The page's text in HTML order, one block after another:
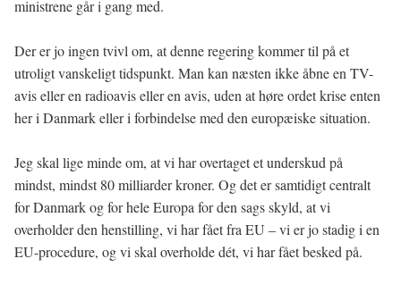
ministrene går i gang med.
Der er jo ingen tvivl om, at denne regering kommer til på et
utroligt vanskeligt tidspunkt. Man kan næsten ikke åbne en TV-
avis eller en radioavis eller en avis, uden at høre ordet krise enten
her i Danmark eller i forbindelse med den europæiske situation.
Jeg skal lige minde om, at vi har overtaget et underskud på
mindst, mindst 80 milliarder kroner. Og det er samtidigt centralt
for Danmark og for hele Europa for den sags skyld, at vi
overholder den henstilling, vi har fået fra EU – vi er jo stadig i en
EU-procedure, og vi skal overholde dét, vi har fået besked på.